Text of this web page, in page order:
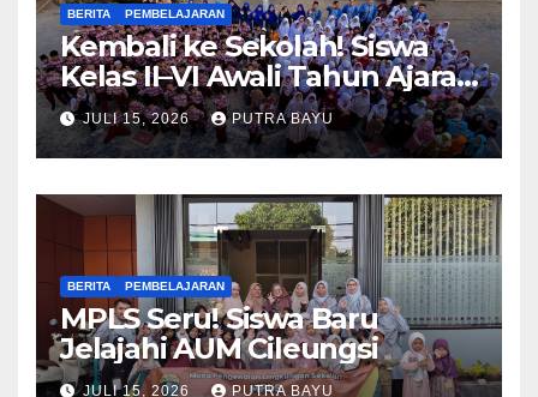
BERITA PEMBELAJARAN
Kembali ke Sekolah! Siswa
Kelas II–VI Awali Tahun Ajaran
Baru
JULI 15, 2026 PUTRA BAYU
BERITA PEMBELAJARAN
MPLS Seru! Siswa Baru
Jelajahi AUM Cileungsi
JULI 15, 2026 PUTRA BAYU